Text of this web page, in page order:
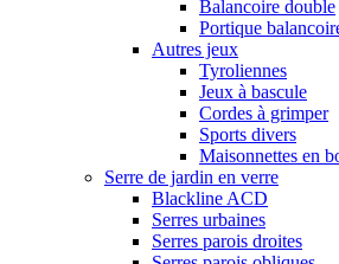
Balancoire double
Portique
Autres jeux
Tyroliennes
Jeux à bascule
Cordes à grimper
Sports divers
Maisonnettes en
Serre de jardin en verre
Blackline ACD
Serres urbaines
Serres parois droites